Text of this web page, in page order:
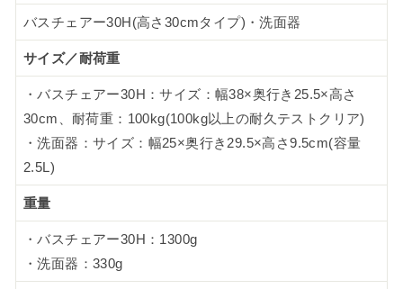
バスチェアー30H(高さ30cmタイプ)・洗面器
サイズ／耐荷重
・バスチェアー30H：サイズ：幅38×奥行き25.5×高さ
30cm、耐荷重：100kg(100kg以上の耐久テストクリア)
・洗面器：サイズ：幅25×奥行き29.5×高さ9.5cm(容量
2.5L)
重量
・バスチェアー30H：1300g
・洗面器：330g